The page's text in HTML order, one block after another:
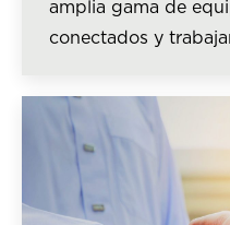
amplia gama de
conectados y